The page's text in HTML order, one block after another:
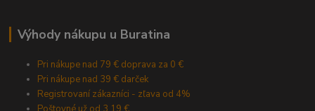
Výhody nákupu u Buratina
Pri nákupe nad 79 € doprava za 0 €
Pri nákupe nad 39 € darček
Registrovaní zákazníci - zľava od 4%